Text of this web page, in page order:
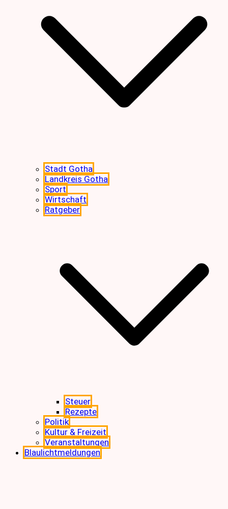
Stadt Gotha
Landkreis Gotha
Sport
Wirtschaft
Ratgeber
Steuer
Rezepte
Politik
Kultur & Freizeit
Veranstaltungen
Blaulichtmeldungen